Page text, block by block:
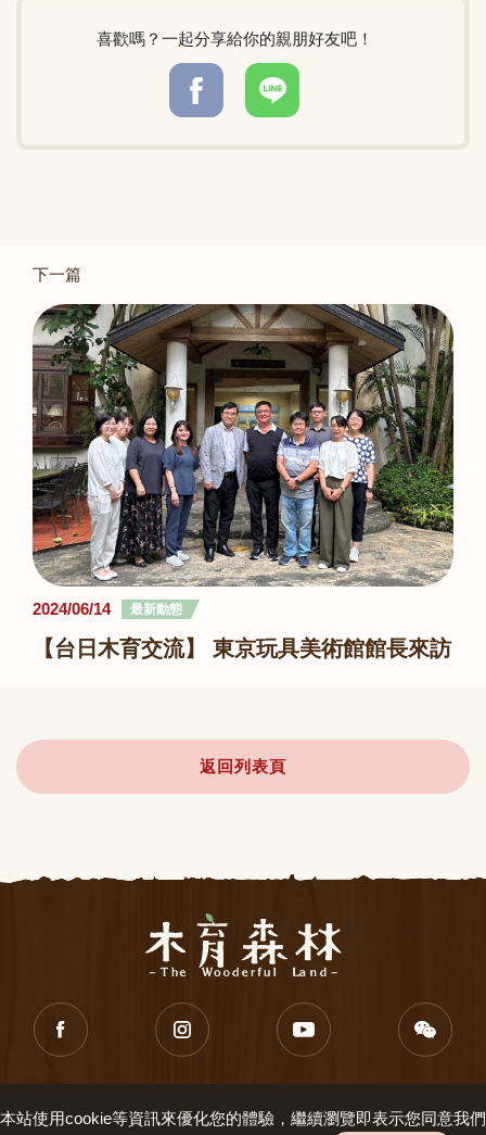
喜歡嗎？一起分享給你的親朋好友吧！
下一篇
2024/06/14 最新動態
【台日木育交流】 東京玩具美術館館長來訪
返回列表頁
本站使用cookie等資訊來優化您的體驗，繼續瀏覽即表示您同意我們
知音文創產業股份有限公司．新北市新店區寶中路95之6號．